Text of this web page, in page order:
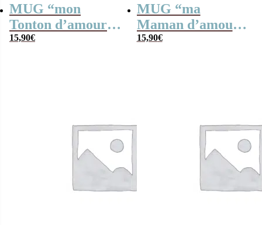
MUG “mon
Tonton d’amour ”
bonbons rétro 70 –
15,90€
MUG “ma
Maman d’amour ”
bonbons rétro 70 –
15,90€